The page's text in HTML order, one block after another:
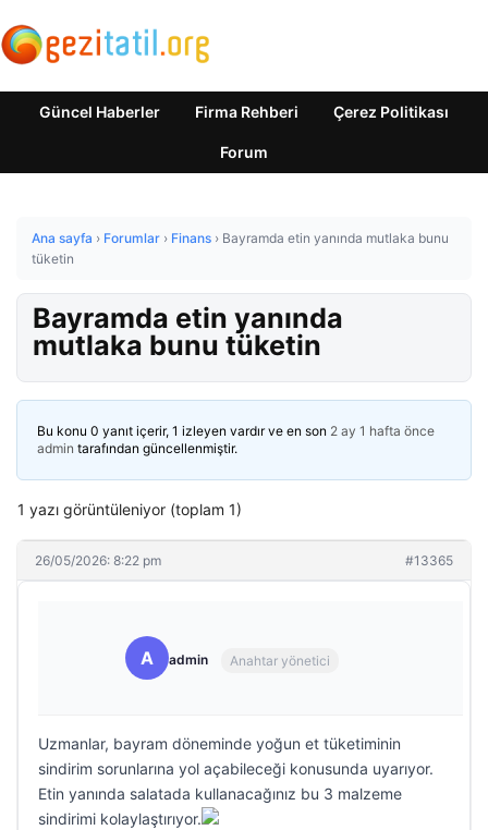
Güncel Haberler Firma Rehberi Çerez Politikası
Forum
Ana sayfa › Forumlar › Finans › Bayramda etin yanında mutlaka bunu
tüketin
Bayramda etin yanında
mutlaka bunu tüketin
Bu konu 0 yanıt içerir, 1 izleyen vardır ve en son 2 ay 1 hafta önce
admin tarafından güncellenmiştir.
1 yazı görüntüleniyor (toplam 1)
26/05/2026: 8:22 pm #13365
A admin Anahtar yönetici
Uzmanlar, bayram döneminde yoğun et tüketiminin
sindirim sorunlarına yol açabileceği konusunda uyarıyor.
Etin yanında salatada kullanacağınız bu 3 malzeme
sindirimi kolaylaştırıyor.